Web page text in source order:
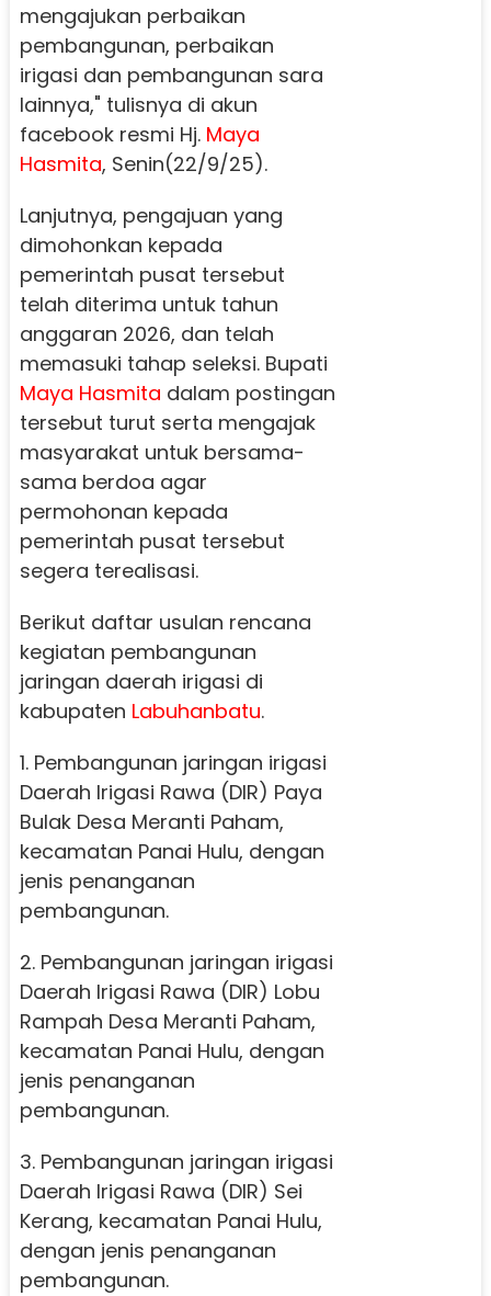
mengajukan perbaikan
pembangunan, perbaikan
irigasi dan pembangunan sara
lainnya," tulisnya di akun
facebook resmi Hj. Maya
Hasmita, Senin(22/9/25).
Lanjutnya, pengajuan yang
dimohonkan kepada
pemerintah pusat tersebut
telah diterima untuk tahun
anggaran 2026, dan telah
memasuki tahap seleksi. Bupati
Maya Hasmita dalam postingan
tersebut turut serta mengajak
masyarakat untuk bersama-
sama berdoa agar
permohonan kepada
pemerintah pusat tersebut
segera terealisasi.
Berikut daftar usulan rencana
kegiatan pembangunan
jaringan daerah irigasi di
kabupaten Labuhanbatu.
1. Pembangunan jaringan irigasi
Daerah Irigasi Rawa (DIR) Paya
Bulak Desa Meranti Paham,
kecamatan Panai Hulu, dengan
jenis penanganan
pembangunan.
2. Pembangunan jaringan irigasi
Daerah Irigasi Rawa (DIR) Lobu
Rampah Desa Meranti Paham,
kecamatan Panai Hulu, dengan
jenis penanganan
pembangunan.
3. Pembangunan jaringan irigasi
Daerah Irigasi Rawa (DIR) Sei
Kerang, kecamatan Panai Hulu,
dengan jenis penanganan
pembangunan.